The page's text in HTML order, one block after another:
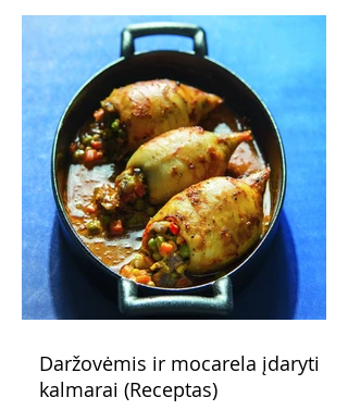
Daržovėmis ir mocarela įdaryti
kalmarai (Receptas)